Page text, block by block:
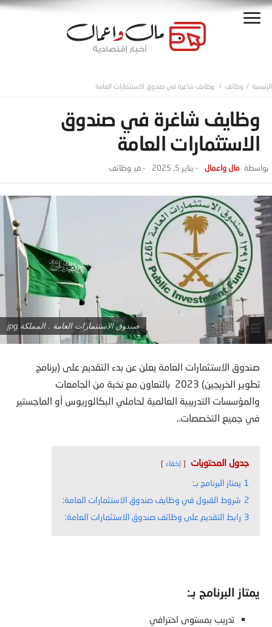
وظائف وظايف شاغرة في صندوق الاستثمارات العامة
وظايف شاغرة في صندوق
الاستثمارات العامة
مال واعمال - يناير 5, 2025 - ‎في وظائف
صندوق الاستثمارات العامة . المملكة.jpg
صندوق الاستثمارات العامة يعلن عن بدء التقديم على (برنامج
تطوير الخريجين) 2023 بالتعاون مع نخبة من الجامعات
والمؤسسات التدريبية العالمية لحاملي البكالوريوس أو الماجستير
في جميع التخصصات..
جدول المحتويات إخفاء
1 يمتاز البرنامج بـ:
2 شروط القبول في وظايف صندوق الاستثمارات العامة:
3 رابط التقديم على وظائف صندوق الاستثمارات العامة:
يمتاز البرنامج بـ:
تدريب بمستوى احترافي